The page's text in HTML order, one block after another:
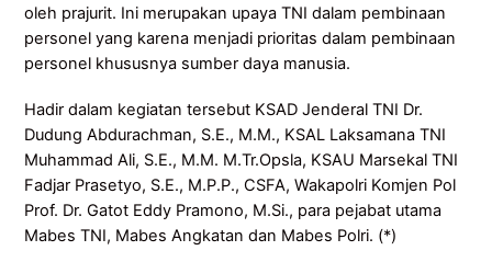
oleh prajurit. Ini merupakan upaya TNI dalam pembinaan
personel yang karena menjadi prioritas dalam pembinaan
personel khususnya sumber daya manusia.
Hadir dalam kegiatan tersebut KSAD Jenderal TNI Dr.
Dudung Abdurachman, S.E., M.M., KSAL Laksamana TNI
Muhammad Ali, S.E., M.M. M.Tr.Opsla, KSAU Marsekal TNI
Fadjar Prasetyo, S.E., M.P.P., CSFA, Wakapolri Komjen Pol
Prof. Dr. Gatot Eddy Pramono, M.Si., para pejabat utama
Mabes TNI, Mabes Angkatan dan Mabes Polri. (*)